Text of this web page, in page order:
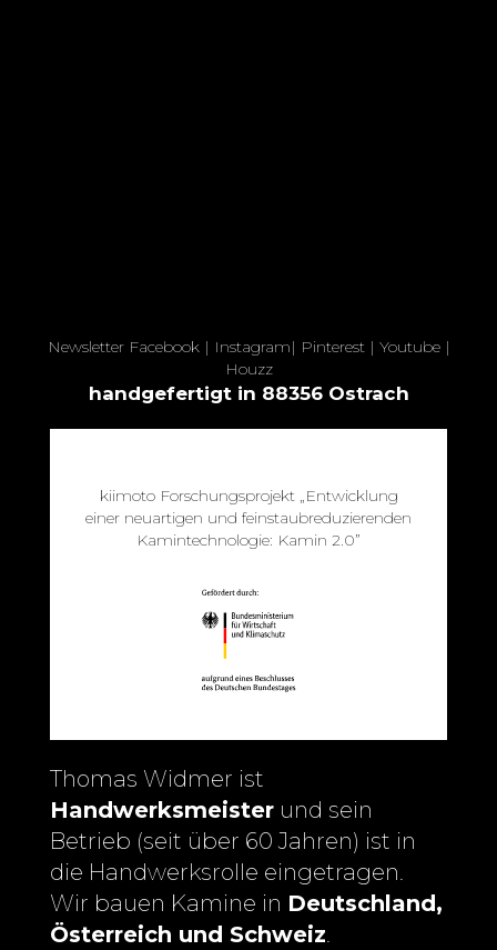
Newsletter Facebook| Instagram| Pinterest| Youtube|
Houzz
handgefertigt in 88356 Ostrach
kiimoto Forschungsprojekt „Entwicklung
einer neuartigen und feinstaubreduzierenden
Kamintechnologie: Kamin 2.0”
Thomas Widmer ist
Handwerksmeister und sein
Betrieb (seit über 60 Jahren) ist in
die Handwerksrolle eingetragen.
Wir bauen Kamine in Deutschland,
Österreich und Schweiz